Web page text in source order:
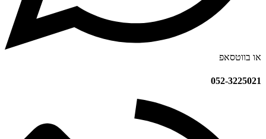
או בווטסאפ
052-3225021